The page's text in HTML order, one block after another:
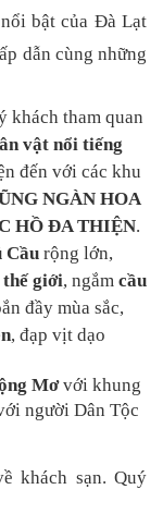
bật của Đà Lạt
dẫn cùng những
vật nổi tiếng
đến với các khu
NGÀN HOA
HỒ ĐA THIỆN.
Cầu rộng lớn,
thế giới, ngắm cầu
đầy mùa sắc,
, đạp vịt dạo
Mơ với khung
người Dân Tộc
khách sạn. Quý